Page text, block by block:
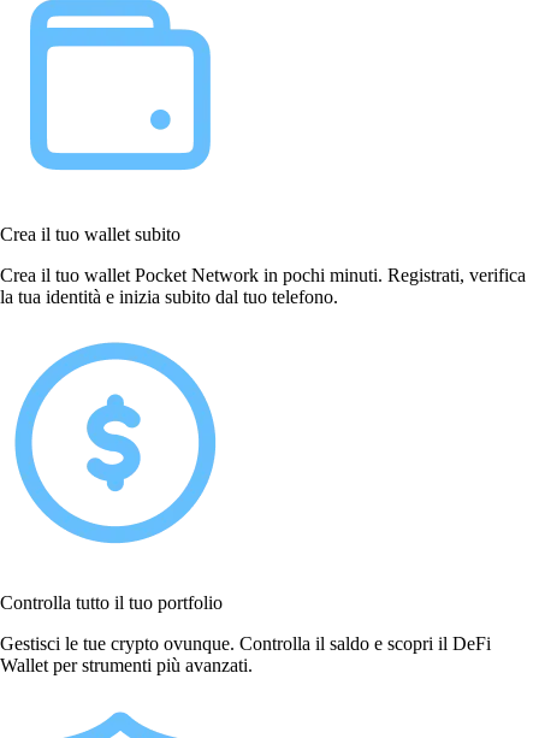
Crea il tuo wallet subito
Crea il tuo wallet Pocket Network in pochi minuti. Registrati, verifica
la tua identità e inizia subito dal tuo telefono.
Controlla tutto il tuo portfolio
Gestisci le tue crypto ovunque. Controlla il saldo e scopri il DeFi
Wallet per strumenti più avanzati.